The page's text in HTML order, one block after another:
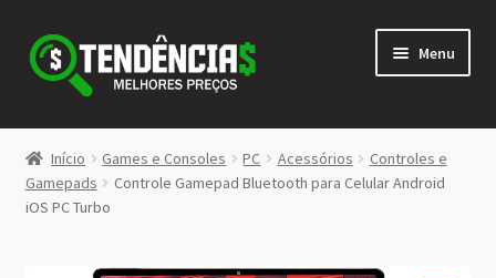
Pular
para
navegação
Pular
para
conteúdo
Menu
LOJA
<>
Início Games e Consoles PC Acessórios
Controles e
Gamepads
Controle Gamepad Bluetooth para Celular Android
iOS PC Turbo